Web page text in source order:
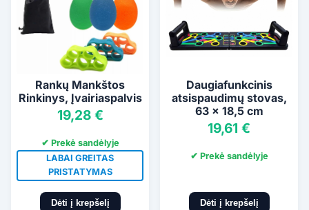
Rankų Mankštos
Rinkinys, Įvairiaspalvis
19,28 €
✔ Prekė sandėlyje
LABAI GREITAS
PRISTATYMAS
Dėti į krepšelį
Daugiafunkcinis
atsispaudimų stovas,
63 x 18,5 cm
19,61 €
✔ Prekė sandėlyje
Dėti į krepšelį